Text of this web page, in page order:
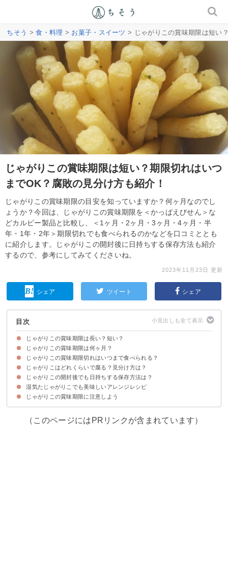
ちそう >食・料理 > お菓子・スイーツ > じゃがりこの賞味期限は短い
じゃがりこの賞味期限は短い？期限切れはいつ
までOK？腐敗の見分け方も紹介！
じゃがりこの賞味期限の目安を知っていますか？何ヶ月なのでし
ょうか？今回は、じゃがりこの賞味期限を＜かっぱえびせん＞な
どカルビー製品と比較し、＜1ヶ月・2ヶ月・3ヶ月・4ヶ月・半
年・1年・2年＞期限切れでも食べられるのかなどを口コミととも
に紹介します。じゃがりこの開封後に日持ちする保存方法も紹介
するので、参考にしてみてくださいね。
2023年11月23日 更新
シェア ツイート シェア
目次
じゃがりこの賞味期限は長い？短い？
じゃがりこの賞味期限は何ヶ月？
じゃがりこの賞味期限は製造日から3ヶ月
じゃがりこの賞味期限をほかのカルビー製品と比較
じゃがりこの賞味期限切れはいつまで食べられる？
賞味期限の定義
賞味期限切れでも腐っていなければ食べられる
じゃがりこはどれくらいで腐る？見分け方は？
じゃがりこの開封後でも日持ちする保存方法は？
保存袋に入れて冷暗所に保管する
湿気たじゃがりこでも美味しいアレンジレシピ
①コロッケ
②ポテトサラダ
③ポテトグラタン
じゃがりこの賞味期限に注意しよう
（このページにはPRリンクが含まれています）